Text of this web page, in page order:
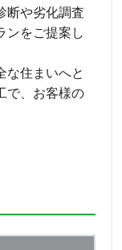
断や劣化調査
ンをご提案し
な住まいへと
で、お客様の